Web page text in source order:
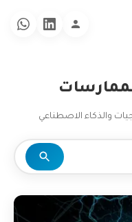
والذكاء الاصطناعي